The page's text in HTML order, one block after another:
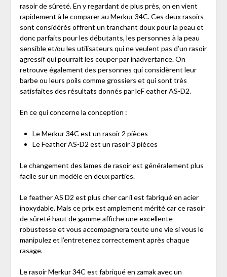
rasoir de sûreté. En y regardant de plus près, on en vient
rapidement à le comparer au Merkur 34C. Ces deux rasoirs
sont considérés offrent un tranchant doux pour la peau et
donc parfaits pour les débutants, les personnes à la peau
sensible et/ou les utilisateurs qui ne veulent pas d’un rasoir
agressif qui pourrait les couper par inadvertance. On
retrouve également des personnes qui considèrent leur
barbe ou leurs poils comme grossiers et qui sont très
satisfaites des résultats donnés par leF eather AS-D2.
En ce qui concerne la conception :
Le Merkur 34C est un rasoir 2 pièces
Le Feather AS-D2 est un rasoir 3 pièces
Le changement des lames de rasoir est généralement plus
facile sur un modèle en deux parties.
Le feather AS D2 est plus cher car il est fabriqué en acier
inoxydable. Mais ce prix est amplement mérité car ce rasoir
de sûreté haut de gamme affiche une excellente
robustesse et vous accompagnera toute une vie si vous le
manipulez et l’entretenez correctement après chaque
rasage.
Le rasoir Merkur 34C est fabriqué en zamak avec un